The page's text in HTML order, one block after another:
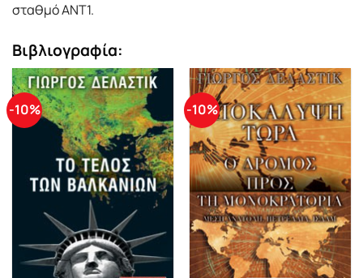
σταθμό ANT1.
Βιβλιογραφία:
-10% -10%